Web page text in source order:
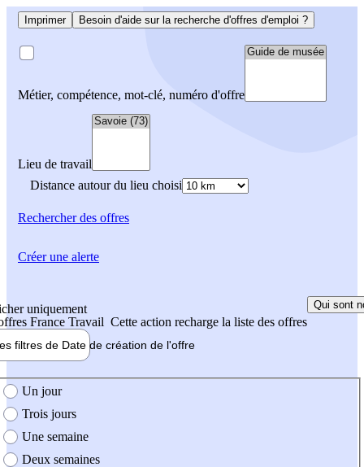
Imprimer Besoin d'aide sur la recherche d'offres d'emploi ?
Métier, compétence, mot-clé, numéro d'offre
Lieu de travail
Distance autour du lieu choisi
Rechercherdes offres
uniquement
France Travail Cette action recharge la liste des offres
Qui sont
filtres de Date de création de l'offre
création de l'offre
Un jour
Trois jours
Une semaine
Deux semaines
Créer une alerte